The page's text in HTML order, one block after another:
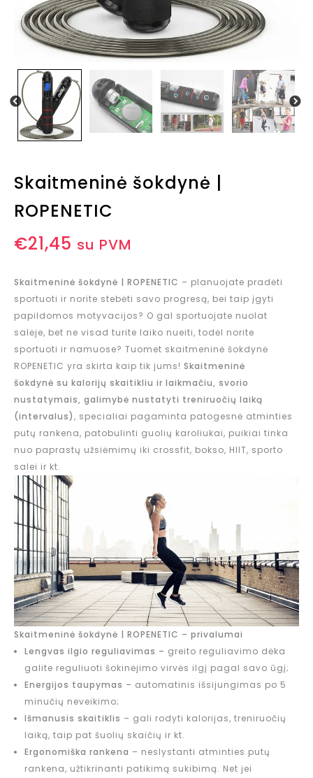
Skaitmeninė šokdynė |
ROPENETIC
€21,45 su PVM
Skaitmeninė šokdynė | ROPENETIC – planuojate pradėti
sportuoti ir norite stebėti savo progresą, bei taip įgyti
papildomos motyvacijos? O gal sportuojate nuolat
salėje, bet ne visad turite laiko nueiti, todėl norite
sportuoti ir namuose? Tuomet skaitmeninė šokdynė
ROPENETIC yra skirta kaip tik jums! Skaitmeninė
šokdynė su kalorijų skaitikliu ir laikmačiu, svorio
nustatymais, galimybė nustatyti treniruočių laiką
(intervalus), specialiai pagaminta patogesnė atminties
putų rankena, patobulinti guolių karoliukai, puikiai tinka
nuo paprastų užsiėmimų iki crossfit, bokso, HIIT, sporto
salei ir kt.
Skaitmeninė šokdynė | ROPENETIC – privalumai
Lengvas ilgio reguliavimas – greito reguliavimo dėka
galite reguliuoti šokinėjimo virvės ilgį pagal savo ūgį;
Energijos taupymas – automatinis išsijungimas po 5
minučių neveikimo;
Išmanusis skaitiklis – gali rodyti kalorijas, treniruočių
laiką, taip pat šuolių skaičių ir kt.
Ergonomiška rankena – neslystanti atminties putų
rankena, užtikrinanti patikimą sukibimą. Net jei